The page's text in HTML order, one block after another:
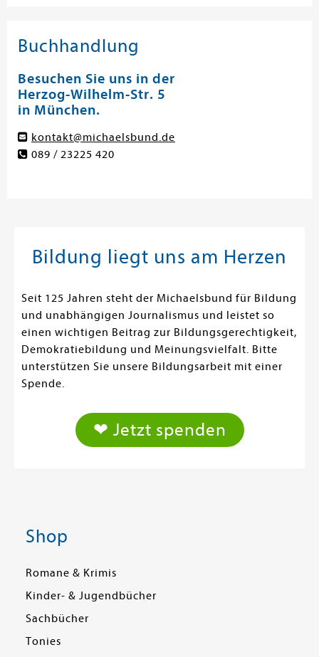
Buchhandlung
Besuchen Sie uns in der
Herzog-Wilhelm-Str. 5
in München.
kontakt@michaelsbund.de
089 / 23225 420
Bildung liegt uns am Herzen
Seit 125 Jahren steht der Michaelsbund für Bildung
und unabhängigen Journalismus und leistet so
einen wichtigen Beitrag zur Bildungsgerechtigkeit,
Demokratiebildung und Meinungsvielfalt. Bitte
unterstützen Sie unsere Bildungsarbeit mit einer
Spende.
❤ Jetzt spenden
Shop
Romane & Krimis
Kinder- & Jugendbücher
Sachbücher
Tonies